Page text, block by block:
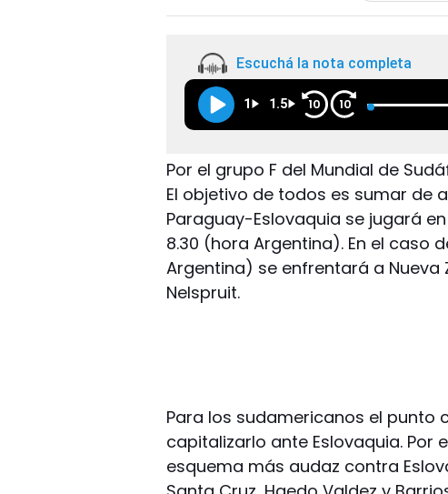
Escuchá la nota completa
1 1.5 10 10
Por el grupo F del Mundial de
El objetivo de todos es sumar de
Paraguay-Eslovaquia se jugará
8.30 (hora Argentina). En el caso
Argentina) se enfrentará a Nueva
Nelspruit.
Para los sudamericanos el punto
capitalizarlo ante Eslovaquia. Por
esquema más audaz contra